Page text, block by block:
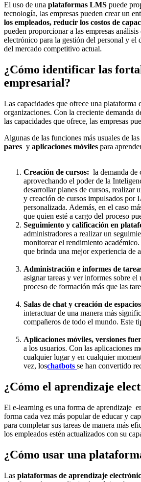
El uso de una plataformas LMS puede
tecnología, las empresas pueden crear un
los empleados, reducir los costos de
pueden proporcionar a las empresas
electrónico para la gestión del personal y el
del mercado competitivo actual.
¿Cómo identificar las
empresarial?
Las capacidades que ofrece una plataforma
organizaciones. Con la creciente demanda
las capacidades que ofrece, las empresas
Algunas de las funciones más usuales de
pares y aplicaciones móviles para
Creación de cursos: la demanda de
aprovechando el poder de la
desarrollar planes de cursos, realizar
y creación de cursos impulsados por
personalizada. Además, en el caso
que quien esté a cargo del proceso
Seguimiento y calificación en
administradores a realizar un
monitorear el rendimiento
que brinda una mejor experiencia de
Administración e informes de
asignar tareas y ver informes sobre
proceso de formación más que las
Salas de chat y creación de
interactuar de una manera más
compañeros de todo el mundo. Este
Aplicaciones móviles, versiones
a los usuarios. Con las aplicaciones
cualquier lugar y en cualquier
vez, loschatbots se han convertido
¿Cómo el aprendizaje
El e-learning es una forma de aprendizaje
forma cada vez más popular de educar y
para completar sus tareas de manera más
los empleados estén actualizados con su
¿Cómo usar una
Las plataformas de aprendizaje